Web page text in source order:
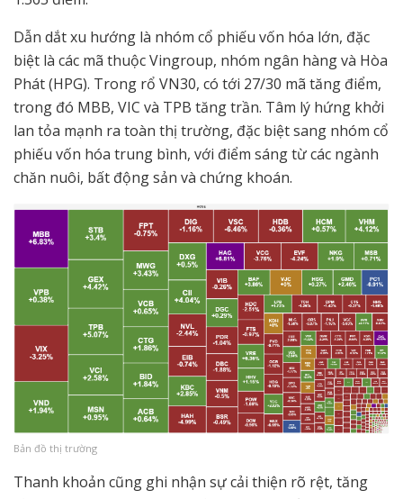
Dẫn dắt xu hướng là nhóm cổ phiếu vốn hóa lớn, đặc
biệt là các mã thuộc Vingroup, nhóm ngân hàng và Hòa
Phát (HPG). Trong rổ VN30, có tới 27/30 mã tăng điểm,
trong đó MBB, VIC và TPB tăng trần. Tâm lý hứng khởi
lan tỏa mạnh ra toàn thị trường, đặc biệt sang nhóm cổ
phiếu vốn hóa trung bình, với điểm sáng từ các ngành
chăn nuôi, bất động sản và chứng khoán.
Bản đồ thị trường
Thanh khoản cũng ghi nhận sự cải thiện rõ rệt, tăng